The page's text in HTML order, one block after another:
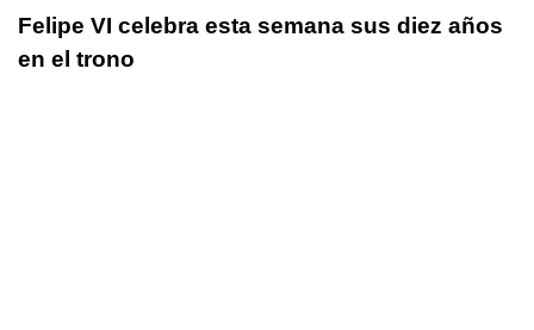
Felipe VI celebra esta semana sus diez años
en el trono